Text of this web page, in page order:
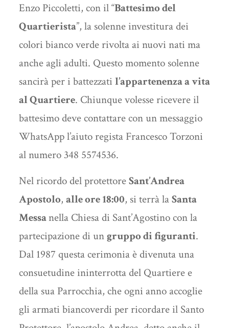
Enzo Piccoletti, con il “Battesimo del
Quartierista”, la solenne investitura dei
colori bianco verde rivolta ai nuovi nati ma
anche agli adulti. Questo momento solenne
sancirà per i battezzati l’appartenenza a vita
al Quartiere. Chiunque volesse ricevere il
battesimo deve contattarecon un messaggio
WhatsApp l’aiuto regista Francesco Torzoni
al numero 348 5574536.
Nel ricordo del protettoreSant’Andrea
Apostolo, alle ore 18:00, si terrà laSanta
Messanella Chiesa di Sant’Agostino con la
partecipazione di ungruppo di figuranti.
Dal 1987 questa cerimonia è divenuta una
consuetudine ininterrotta del Quartiere e
della sua Parrocchia, che ogni anno accoglie
gli armati biancoverdi per ricordare il Santo